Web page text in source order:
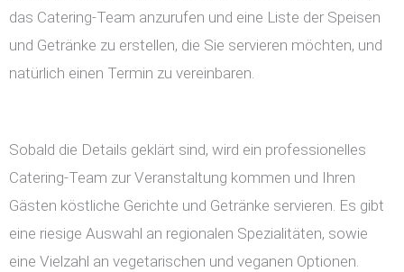
das Catering-Team anzurufen und eine Liste der Speisen
und Getränke zu erstellen, die Sie servieren möchten, und
natürlich einen Termin zu vereinbaren.
Sobald die Details geklärt sind, wird ein professionelles
Catering-Team zur Veranstaltung kommen und Ihren
Gästen köstliche Gerichte und Getränke servieren. Es gibt
eine riesige Auswahl an regionalen Spezialitäten, sowie
eine Vielzahl an vegetarischen und veganen Optionen.